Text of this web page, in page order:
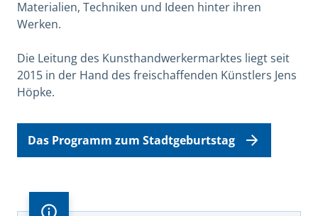
Materialien, Techniken und Ideen hinter ihren
Werken.
Die Leitung des Kunsthandwerkermarktes liegt seit
2015 in der Hand des freischaffenden Künstlers Jens
Höpke.
Das Programm zum Stadtgeburtstag